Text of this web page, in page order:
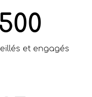
et engagés